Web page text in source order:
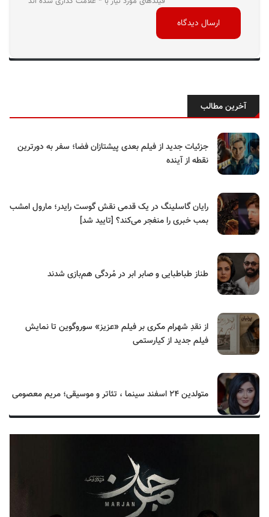
آخرین مطالب
جزئیات جدید از فیلم بعدی پیشتازان فضا؛ سفر به دورترین
نقطه از آینده
رایان گاسلینگ در یک قدمی نقش گوست رایدر؛ مارول امشب
بمب خبری را منفجر می‌کند؟ [تایید شد]
طناز طباطبایی و صابر ابر در مُردگی هم‌بازی شدند
از نقدِ شهرام مکری بر فیلم «عزیز» سوروگوین تا نمایش
فیلم جدید از کیارستمی
متولدین ۲۴ اسفند سینما ، تئاتر و موسیقی؛ مریم معصومی